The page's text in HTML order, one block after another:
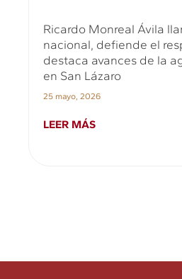
Ricardo Monreal Ávila
nacional, defiende el
destaca avances de la
en San Lázaro
25 mayo, 2026
LEER MÁS